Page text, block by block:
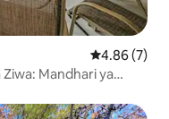
Ukadiriaji
4.86 (7)
Mandhari ya